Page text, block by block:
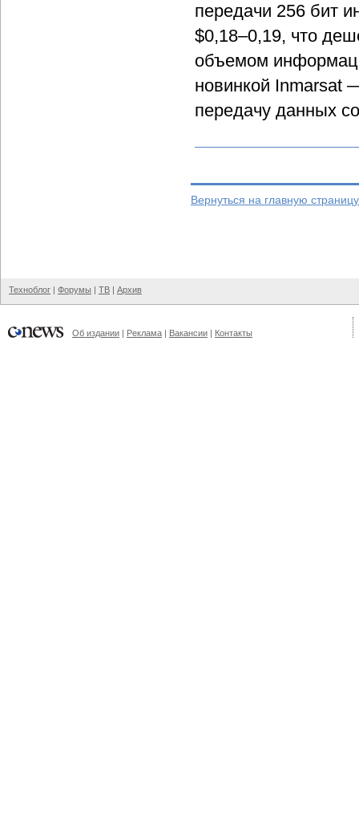
передачи 256 бит
$0,18–0,19, что
объемом
новинкой Inmarsat
передачу данных
Вернуться на главную
Техноблог | Форумы | ТВ | Архив
Об издании | Реклама | Вакансии | Контакты